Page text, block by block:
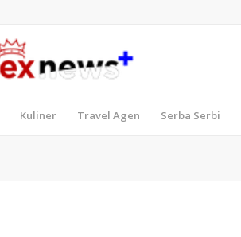
Kuliner Travel Agen Serba Serbi